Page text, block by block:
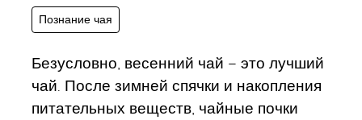
Познание чая
Безусловно, весенний чай – это лучший
чай. После зимней спячки и накопления
питательных веществ, чайные почки